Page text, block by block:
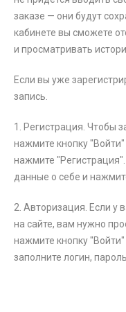
заказе — они будут
кабинете вы сможете
и просматривать
Если вы уже
запись.
1. Регистрация. Чтобы
нажмите кнопку
нажмите
данные о себе и
2. Авторизация. Если у
на сайте, вам нужно
нажмите кнопку
заполните логин,